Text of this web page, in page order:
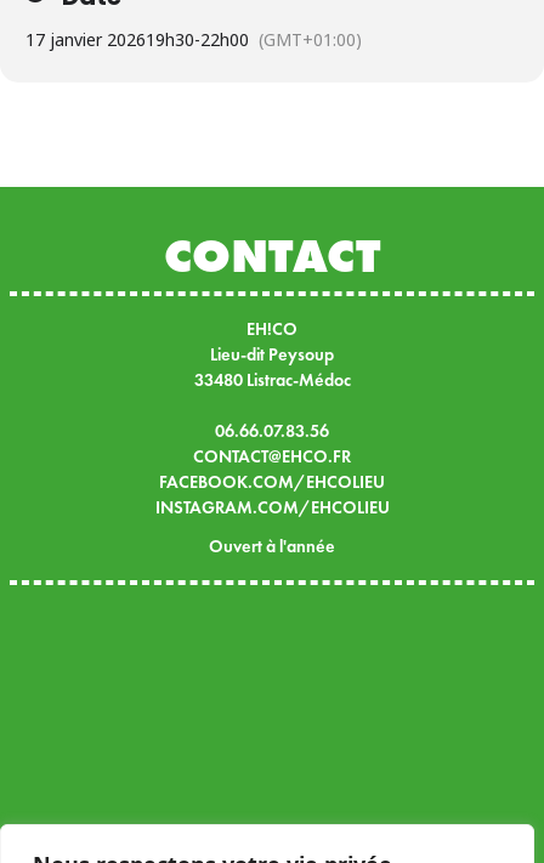
Samedi 17 janvier 2026 de 19h30 à 22h
Peysoup, 33480 Listrac-Médoc
Gratuit, renseignements au 06 64 13 21 24
17 janvier 202619h30-22h00 (GMT+01:00)
CONTACT
EH!CO
Lieu-dit Peysoup
33480 Listrac-Médoc
06.66.07.83.56
CONTACT@EHCO.FR
FACEBOOK.COM/EHCOLIEU
INSTAGRAM.COM/EHCOLIEU
Ouvert à l'année